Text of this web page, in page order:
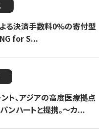
る決済手数料0%の寄付型
for S...
ト、アジアの高度医療拠点
ンハートと提携。〜カ...